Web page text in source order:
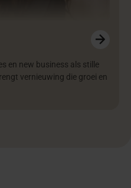
en new business als stille
vernieuwing die groei en